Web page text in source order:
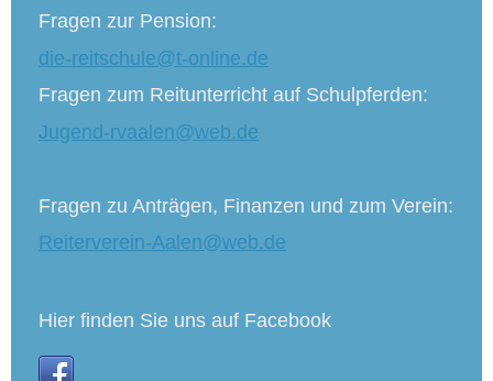
Fragen zur Pension:
die-reitschule@t-online.de
Fragen zum Reitunterricht auf Schulpferden:
Jugend-rvaalen@web.de
Fragen zu Anträgen, Finanzen und zum Verein:
Reiterverein-Aalen@web.de
Hier finden Sie uns auf Facebook